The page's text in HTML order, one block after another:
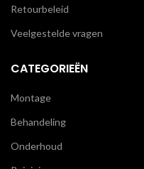
Retourbeleid
Veelgestelde vragen
CATEGORIEËN
Montage
Behandeling
Onderhoud